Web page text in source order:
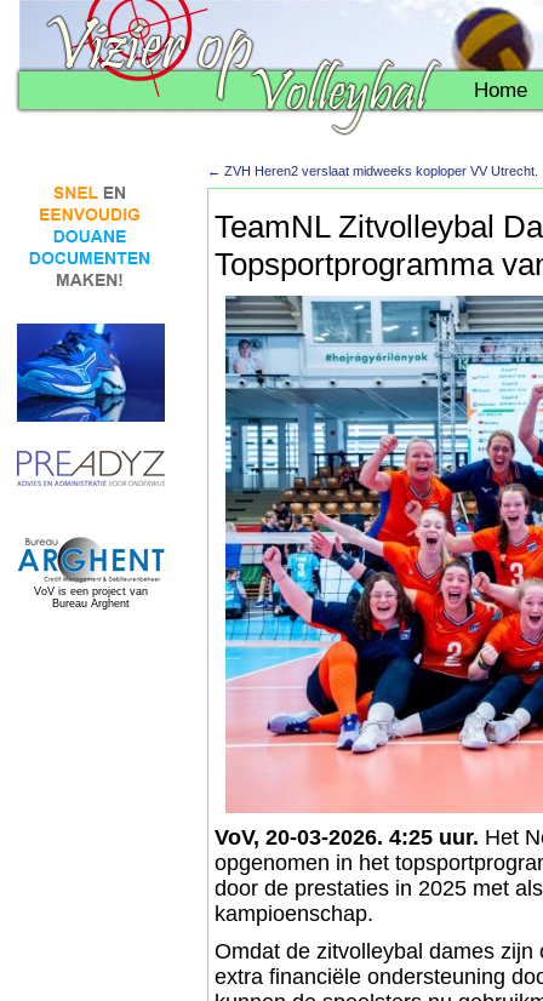
Home
VoV is een project van
Bureau Arghent
← ZVH Heren2 verslaat midweeks koploper VV Utrecht.
TeamNL Zitvolleybal
Topsportprogramma
VoV, 20-03-2026. 4:25 uur. Het
opgenomen in het
door de prestaties in 2025 met
kampioenschap.
Omdat de zitvolleybal dames
extra financiële ondersteuning